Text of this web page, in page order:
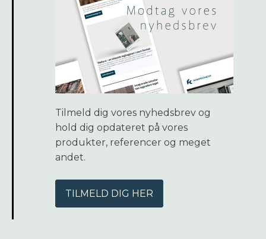
Tilmeld dig vores nyhedsbrev og
hold dig opdateret på vores
produkter, referencer og meget
andet.
TILMELD DIG HER